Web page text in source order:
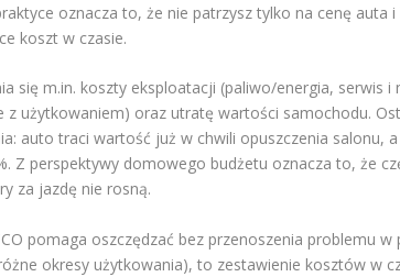
oznacza to, że nie patrzysz tylko na cenę auta
koszt w czasie.
się m.in. koszty eksploatacji (paliwo/energia, serwis
z użytkowaniem) oraz utratę wartości samochodu.
auto traci wartość już w chwili opuszczenia salonu,
Z perspektywy domowego budżetu oznacza to, że
za jazdę nie rosną.
pomaga oszczędzać bez przenoszenia problemu w
okresy użytkowania), to zestawienie kosztów w